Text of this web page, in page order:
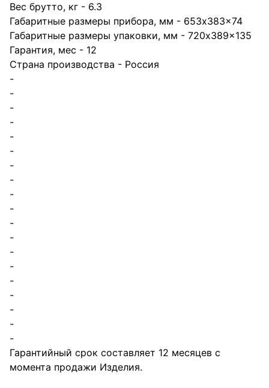
Вес брутто, кг - 6.3
Габаритные размеры прибора, мм - 653x383x74
Габаритные размеры упаковки, мм - 720x389x135
Гарантия, мес - 12
Страна производства - Россия
-
-
-
-
-
-
-
-
-
-
-
-
-
-
-
-
-
-
-
Гарантийный срок составляет 12 месяцев с
момента продажи Изделия.